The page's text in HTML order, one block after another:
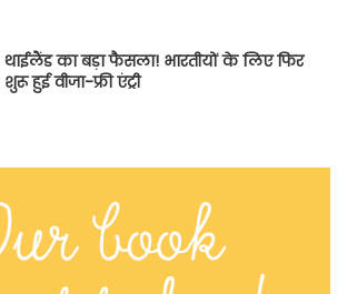
थाईलैंड का बड़ा फैसला! भारतीयों के लिए फिर
शुरू हुई वीजा-फ्री एंट्री